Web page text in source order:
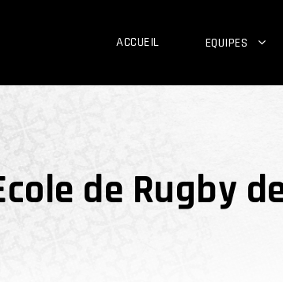
ACCUEIL EQUIPES
de Rugby